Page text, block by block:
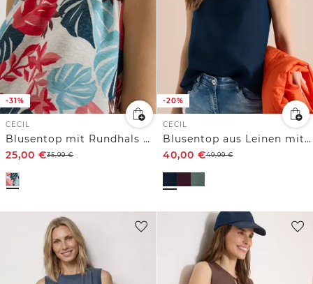
-31%
CECIL
Blusentop mit Rundhals und Blätterprint
25,00 €35,99€
-20%
CECIL
Blusentop aus Leinen mit Knopfdetails
40,00 €49,99€